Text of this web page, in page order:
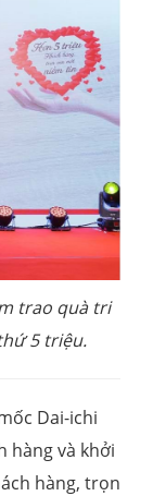
trao quà tri
5 triệu.
Dai-ichi
hàng và khởi
hàng, trọn